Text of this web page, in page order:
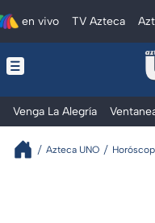
en vivo TV Azteca
Venga La Alegría
Azteca UNO